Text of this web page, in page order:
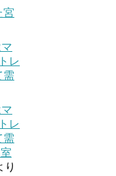
宮
レ
需
レ
需
り